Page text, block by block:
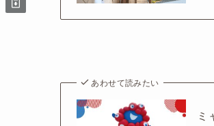
あわせて読みたい
ミ